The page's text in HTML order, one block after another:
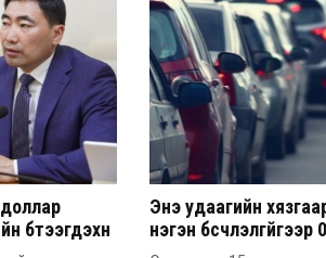
байна
Энэ удаагийн
нэгэн
цагийн хооронд